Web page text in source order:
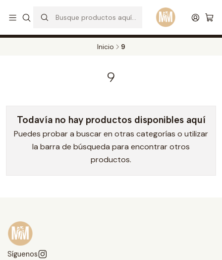
Envios a todo el pais. Opcion EXPRESS en Medellin y Bogota Leer más
Inicio 9
9
Todavía no hay productos disponibles aquí
Puedes probar a buscar en otras categorías o utilizar
la barra de búsqueda para encontrar otros
productos.
Síguenos